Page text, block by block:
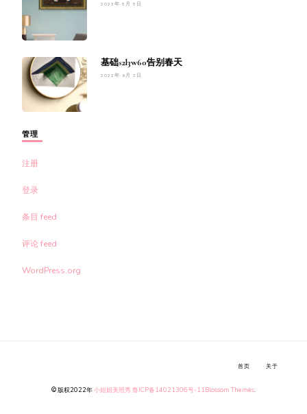
2023年 5月 5日
基础s2l3w60告别春天
2022年 9月 2日
管理
注册
登录
条目 feed
评论 feed
WordPress.org
© 版权2022年小姐姐美照秀鲁ICP备14021306号-11 Blossom Themes.
首页 关于